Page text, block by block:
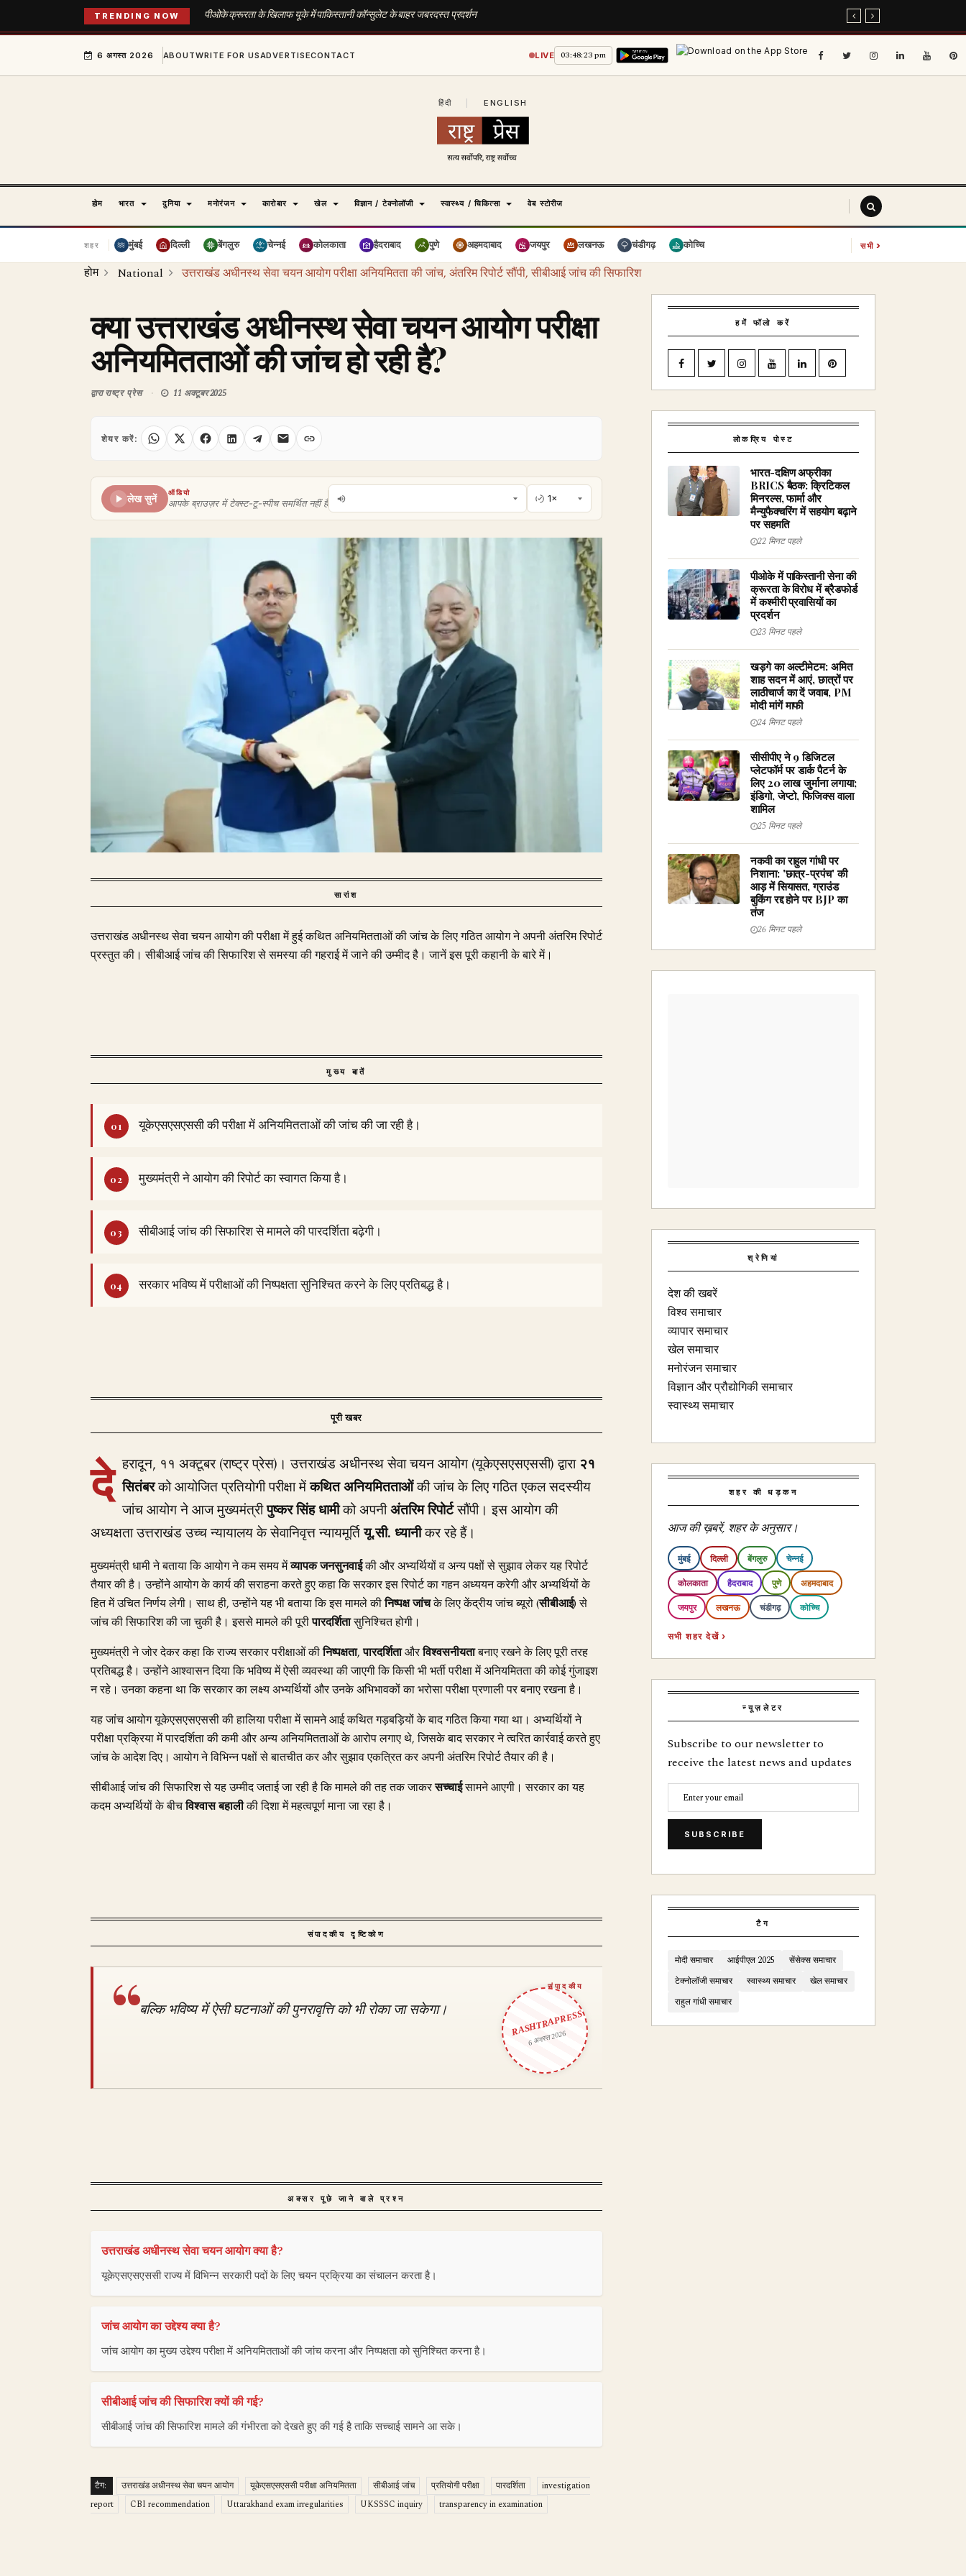
TRENDING NOW पीओके क्रूरता के खिलाफ यूके में पाकिस्तानी कॉन्सुलेट के बाहर जबरदस्त प्रदर्शन
6 अगस्त 2026 ABOUTWRITE FOR USADVERTISECONTACT LIVE 03:48:24 pm
हिंदी ENGLISH
होम भारत दुनिया मनोरंजन कारोबार खेल विज्ञान / टेक्नोलॉजी स्वास्थ्य / चिकित्सा वेब स्टोरीज
शहर मुंबई दिल्ली बेंगलुरु चेन्नई कोलकाता हैदराबाद पुणे अहमदाबाद जयपुर लखनऊ चंडीगढ़ कोच्चि सभी›
होम National उत्तराखंड अधीनस्थ सेवा चयन आयोग परीक्षा अनियमितता की जांच, अंतरिम रिपोर्ट सौंपी, सीबीआई जांच की सिफारिश
क्या उत्तराखंड अधीनस्थ सेवा चयन आयोग परीक्षा
अनियमितताओं की जांच हो रही है?
द्वाराराष्ट्र प्रेस 11 अक्टूबर 2025
शेयर करें:
लेख सुनें
ऑडियो
आपके ब्राउज़र में टेक्स्ट-टू-स्पीच समर्थित नहीं है
सारांश
उत्तराखंड अधीनस्थ सेवा चयन आयोग की परीक्षा में हुई कथित अनियमितताओं की जांच के लिए गठित आयोग ने अपनी अंतरिम रिपोर्ट
प्रस्तुत की। सीबीआई जांच की सिफारिश से समस्या की गहराई में जाने की उम्मीद है। जानें इस पूरी कहानी के बारे में।
मुख्य बातें
यूकेएसएसएससी की परीक्षा में अनियमितताओं की जांच की जा रही है।
मुख्यमंत्री ने आयोग की रिपोर्ट का स्वागत किया है।
सीबीआई जांच की सिफारिश से मामले की पारदर्शिता बढ़ेगी।
सरकार भविष्य में परीक्षाओं की निष्पक्षता सुनिश्चित करने के लिए प्रतिबद्ध है।
दे हरादून, ११ अक्टूबर (राष्ट्र प्रेस)। उत्तराखंड अधीनस्थ सेवा चयन आयोग (यूकेएसएसएससी) द्वारा२१
सितंबरको आयोजित प्रतियोगी परीक्षा मेंकथित अनियमितताओंकी जांच के लिए गठित एकल सदस्यीय
जांच आयोग ने आज मुख्यमंत्रीपुष्कर सिंह धामीको अपनीअंतरिम रिपोर्टसौंपी। इस आयोग की
अध्यक्षता उत्तराखंड उच्च न्यायालय के सेवानिवृत्त न्यायमूर्तियू.सी. ध्यानीकर रहे हैं।
मुख्यमंत्री धामी ने बताया कि आयोग ने कम समय मेंव्यापक जनसुनवाईकी और अभ्यर्थियों व अन्य पक्षों से सुझाव लेकर यह रिपोर्ट
तैयार की है। उन्होंने आयोग के कार्य की सराहना करते हुए कहा कि सरकार इस रिपोर्ट का गहन अध्ययन करेगी और अभ्यर्थियों के
हित में उचित निर्णय लेगी। साथ ही, उन्होंने यह भी बताया कि इस मामले कीनिष्पक्ष जांचके लिए केंद्रीय जांच ब्यूरो (सीबीआई) से
जांच की सिफारिश की जा चुकी है। इससे मामले की पूरीपारदर्शितासुनिश्चित होगी।
मुख्यमंत्री ने जोर देकर कहा कि राज्य सरकार परीक्षाओं कीनिष्पक्षता,पारदर्शिताऔरविश्वसनीयताबनाए रखने के लिए पूरी तरह
प्रतिबद्ध है। उन्होंने आश्वासन दिया कि भविष्य में ऐसी व्यवस्था की जाएगी कि किसी भी भर्ती परीक्षा में अनियमितता की कोई गुंजाइश
न रहे। उनका कहना था कि सरकार का लक्ष्य अभ्यर्थियों और उनके अभिभावकों का भरोसा परीक्षा प्रणाली पर बनाए रखना है।
यह जांच आयोग यूकेएसएसएससी की हालिया परीक्षा में सामने आई कथित गड़बड़ियों के बाद गठित किया गया था। अभ्यर्थियों ने
परीक्षा प्रक्रिया में पारदर्शिता की कमी और अन्य अनियमितताओं के आरोप लगाए थे, जिसके बाद सरकार ने त्वरित कार्रवाई करते हुए
जांच के आदेश दिए। आयोग ने विभिन्न पक्षों से बातचीत कर और सुझाव एकत्रित कर अपनी अंतरिम रिपोर्ट तैयार की है।
सीबीआई जांच की सिफारिश से यह उम्मीद जताई जा रही है कि मामले की तह तक जाकरसच्चाईसामने आएगी। सरकार का यह
कदम अभ्यर्थियों के बीचविश्वास बहालीकी दिशा में महत्वपूर्ण माना जा रहा है।
संपादकीय दृष्टिकोण
बल्कि भविष्य में ऐसी घटनाओं की पुनरावृत्ति को भी रोका जा सकेगा। RASHTRAPRESS
6 अगस्त 2026
अक्सर पूछे जाने वाले प्रश्न
उत्तराखंड अधीनस्थ सेवा चयन आयोग क्या है?
यूकेएसएसएससी राज्य में विभिन्न सरकारी पदों के लिए चयन प्रक्रिया का संचालन करता है।
जांच आयोग का उद्देश्य क्या है?
जांच आयोग का मुख्य उद्देश्य परीक्षा में अनियमितताओं की जांच करना और निष्पक्षता को सुनिश्चित करना है।
सीबीआई जांच की सिफारिश क्यों की गई?
सीबीआई जांच की सिफारिश मामले की गंभीरता को देखते हुए की गई है ताकि सच्चाई सामने आ सके।
टैग: उत्तराखंड अधीनस्थ सेवा चयन आयोग यूकेएसएसएससी परीक्षा अनियमितता सीबीआई जांच प्रतियोगी परीक्षा पारदर्शिता
investigation
report
CBI recommendation Uttarakhand exam irregularities UKSSSC inquiry transparency in examination
हमें फॉलो करें
लोकप्रिय पोस्ट
भारत-दक्षिण अफ्रीका
BRICS बैठक: क्रिटिकल
मिनरल्स, फार्मा और
मैन्युफैक्चरिंग में सहयोग बढ़ाने
पर सहमति
22 मिनट पहले
पीओके में पाकिस्तानी सेना की
क्रूरता के विरोध में ब्रैडफोर्ड
में कश्मीरी प्रवासियों का
प्रदर्शन
23 मिनट पहले
खड़गे का अल्टीमेटम: अमित
शाह सदन में आएं, छात्रों पर
लाठीचार्ज का दें जवाब, PM
मोदी मांगें माफी
24 मिनट पहले
सीसीपीए ने 9 डिजिटल
प्लेटफॉर्म पर डार्क पैटर्न के
लिए ₹20 लाख जुर्माना लगाया;
इंडिगो, जेप्टो, फिजिक्स वाला
शामिल
25 मिनट पहले
नकवी का राहुल गांधी पर
निशाना: 'छात्र-प्रपंच' की
आड़ में सियासत, ग्राउंड
बुकिंग रद्द होने पर BJP का
तंज
26 मिनट पहले
श्रेणियां
देश की खबरें
विश्व समाचार
व्यापार समाचार
खेल समाचार
मनोरंजन समाचार
विज्ञान और प्रौद्योगिकी समाचार
स्वास्थ्य समाचार
शहर की धड़कन
आज की ख़बरें, शहर के अनुसार।
मुंबई दिल्ली बेंगलुरु चेन्नई
कोलकाता हैदराबाद पुणे अहमदाबाद
जयपुर लखनऊ चंडीगढ़ कोच्चि
सभी शहर देखें ›
न्यूज़लेटर
Subscribe to our newsletter to
receive the latest news and updates
SUBSCRIBE
टैग
मोदी समाचार आईपीएल 2025
सेंसेक्स समाचार
टेक्नोलॉजी समाचार
स्वास्थ्य समाचार
खेल समाचार
राहुल गांधी समाचार